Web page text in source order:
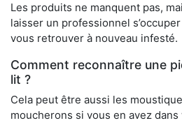
Les produits ne manquent pas,
laisser un professionnel
vous retrouver à nouveau infesté.
Comment reconnaître une
lit ?
Cela peut être aussi les
moucherons si vous en avez